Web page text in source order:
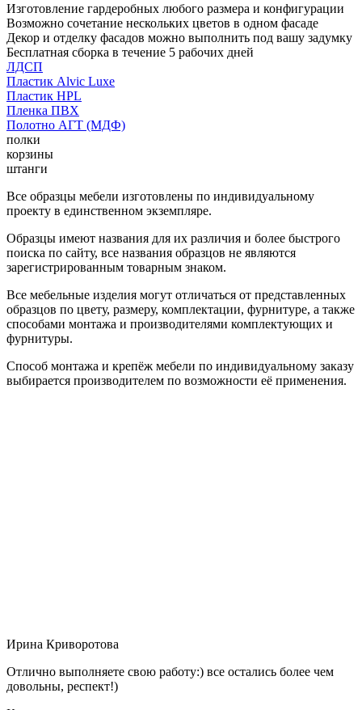
Изготовление гардеробных любого размера и конфигурации
Возможно сочетание нескольких цветов в одном фасаде
Декор и отделку фасадов можно выполнить под вашу задумку
Бесплатная сборка в течение 5 рабочих дней
ЛДСП
Пластик Alvic Luxe
Пластик HPL
Пленка ПВХ
Полотно АГТ (МДФ)
полки
корзины
штанги
Все образцы мебели изготовлены по индивидуальному
проекту в единственном экземпляре.
Образцы имеют названия для их различия и более быстрого
поиска по сайту, все названия образцов не являются
зарегистрированным товарным знаком.
Все мебельные изделия могут отличаться от представленных
образцов по цвету, размеру, комплектации, фурнитуре, а также
способами монтажа и производителями комплектующих и
фурнитуры.
Способ монтажа и крепёж мебели по индивидуальному заказу
выбирается производителем по возможности её применения.
Ирина Криворотова
Отлично выполняете свою работу:) все остались более чем
довольны, респект!)